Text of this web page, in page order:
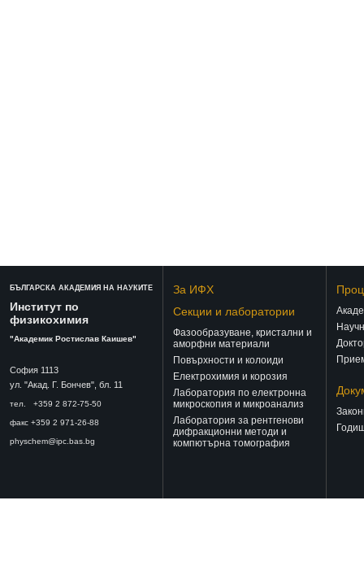
БЪЛГАРСКА АКАДЕМИЯ НА НАУКИТЕ
Институт по
физикохимия
"Академик Ростислав Каишев"
София 1113
ул. "Акад. Г. Бончев", бл. 11
тел. +359 2 872-75-50
факс +359 2 971-26-88
physchem@ipc.bas.bg
За ИФХ
Секции и лаборатории
Фазообразуване, кристални и
аморфни материали
Повърхности и колоиди
Електрохимия и корозия
Лаборатория по електронна
микроскопия и микроанализ
Лаборатория за рентгенови
дифракционни методи и
компютърна томография